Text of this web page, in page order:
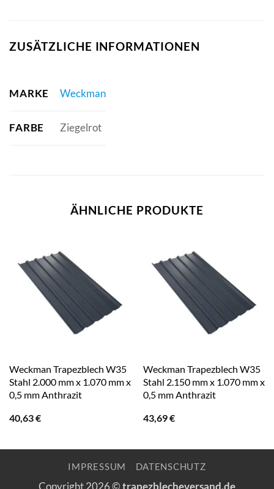
ZUSÄTZLICHE INFORMATIONEN
MARKE Weckman
FARBE Ziegelrot
ÄHNLICHE PRODUKTE
Weckman Trapezblech W35
Stahl 2.000 mm x 1.070 mm x
0,5 mm Anthrazit
40,63€
Weckman Trapezblech W35
Stahl 2.150 mm x 1.070 mm x
0,5 mm Anthrazit
43,69€
IMPRESSUM DATENSCHUTZ
Copyright 2026 ©trapezblecheversand.de